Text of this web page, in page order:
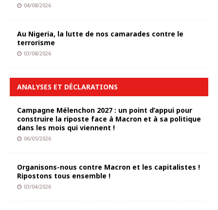
04/08/2026
Au Nigeria, la lutte de nos camarades contre le
terrorisme
03/08/2026
ANALYSES ET DÉCLARATIONS
Campagne Mélenchon 2027 : un point d’appui pour
construire la riposte face à Macron et à sa politique
dans les mois qui viennent !
06/05/2026
Organisons-nous contre Macron et les capitalistes !
Ripostons tous ensemble !
03/04/2026